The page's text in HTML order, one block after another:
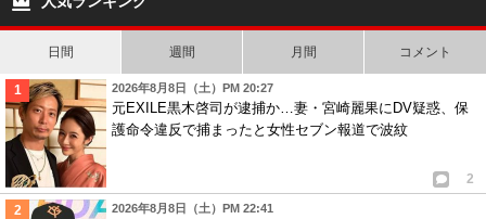
日間 週間 月間 コメント
2026年8月8日（土）PM 20:27
元EXILE黒木啓司が逮捕か…妻・宮崎麗果にDV疑惑、保
護命令違反で捕まったと女性セブン報道で波紋
2
2026年8月8日（土）PM 22:41